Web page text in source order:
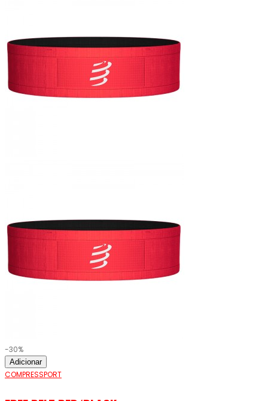
-30%
Adicionar
COMPRESSPORT